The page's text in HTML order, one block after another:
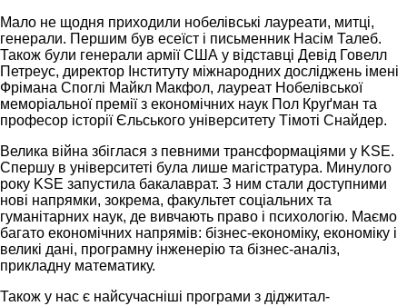
Мало не щодня приходили нобелівські лауреати, митці,
генерали. Першим був есеїст і письменник Насім Талеб.
Також були генерали армії США у відставці Девід Говелл
Петреус, директор Інституту міжнародних досліджень імені
Фрімана Споглі Майкл Макфол, лауреат Нобелівської
меморіальної премії з економічних наук Пол Круґман та
професор історії Єльського університету Тімоті Снайдер.
Велика війна збіглася з певними трансформаціями у KSE.
Спершу в університеті була лише магістратура. Минулого
року KSE запустила бакалаврат. З ним стали доступними
нові напрямки, зокрема, факультет соціальних та
гуманітарних наук, де вивчають право і психологію. Маємо
багато економічних напрямів: бізнес-економіку, економіку і
великі дані, програмну інженерію та бізнес-аналіз,
прикладну математику.
Також у нас є найсучасніші програми з діджитал-